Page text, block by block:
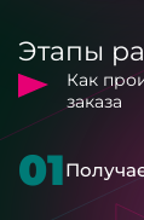
Этапы
Как
заказа
01